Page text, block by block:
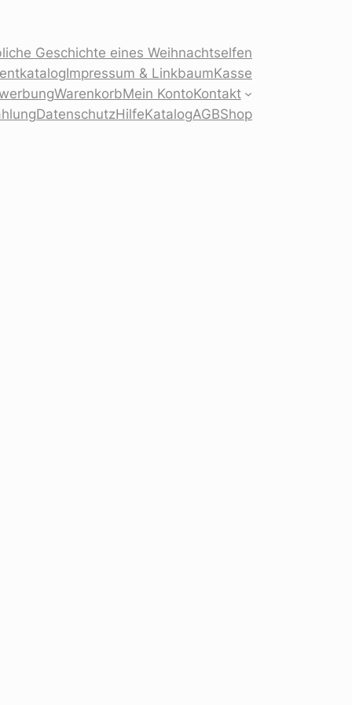
Geschichte eines Weihnachtselfen
Impressum & LinkbaumKasse
WarenkorbMein KontoKontakt
DatenschutzHilfeKatalogAGBShop